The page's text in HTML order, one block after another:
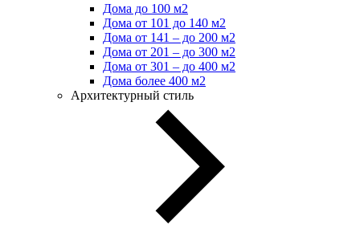
Дома до 100 м2
Дома от 101 до 140 м2
Дома от 141 – до 200 м2
Дома от 201 – до 300 м2
Дома от 301 – до 400 м2
Дома более 400 м2
Архитектурный стиль